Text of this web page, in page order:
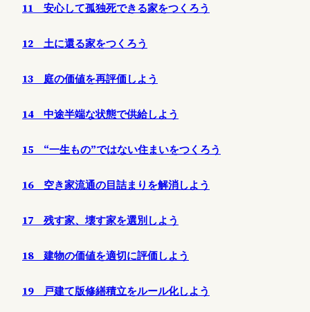
11 安心して孤独死できる家をつくろう
12 土に還る家をつくろう
13 庭の価値を再評価しよう
14 中途半端な状態で供給しよう
15 “一生もの”ではない住まいをつくろう
16 空き家流通の目詰まりを解消しよう
17 残す家、壊す家を選別しよう
18 建物の価値を適切に評価しよう
19 戸建て版修繕積立をルール化しよう